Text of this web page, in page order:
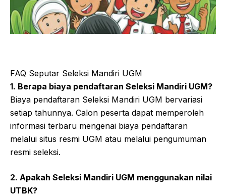
FAQ Seputar Seleksi Mandiri UGM
1. Berapa biaya pendaftaran Seleksi Mandiri UGM?
Biaya pendaftaran Seleksi Mandiri UGM bervariasi
setiap tahunnya. Calon peserta dapat memperoleh
informasi terbaru mengenai biaya pendaftaran
melalui situs resmi UGM atau melalui pengumuman
resmi seleksi.
2. Apakah Seleksi Mandiri UGM menggunakan nilai
UTBK?